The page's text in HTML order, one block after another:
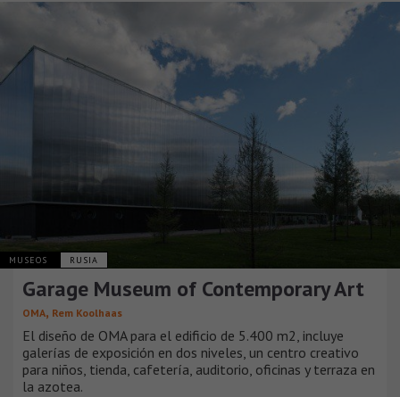
MUSEOS RUSIA
Garage Museum of Contemporary Art
OMA, Rem Koolhaas
El diseño de OMA para el edificio de 5.400 m2, incluye
galerías de exposición en dos niveles, un centro creativo
para niños, tienda, cafetería, auditorio, oficinas y terraza en
la azotea.